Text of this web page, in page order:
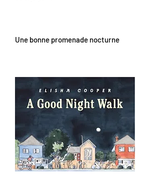
Une bonne promenade nocturne